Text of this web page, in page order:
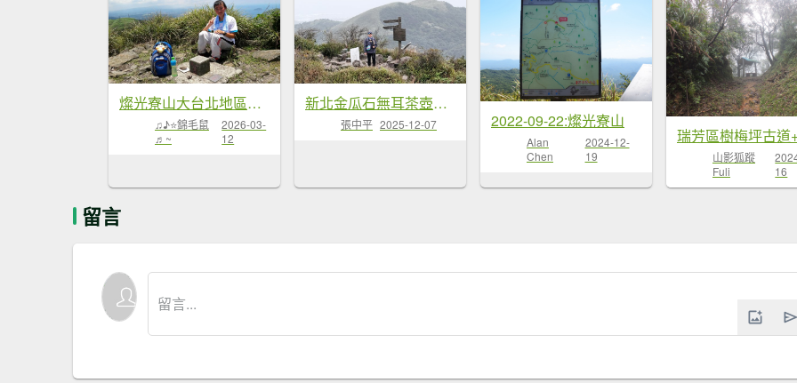
燦光寮山大台北地區一等三角點視野💯...
♫♪⭐錦毛鼠
♬~
2026-03-
12
新北金瓜石無耳茶壺山+半屏山+燦光...
張中平 2025-12-07 2022-09-22:燦光寮山
Alan
Chen
2024-12-
19
山影狐蹤
Fuli
16
留言